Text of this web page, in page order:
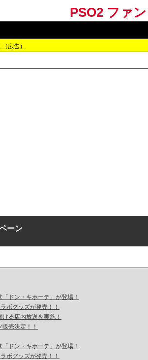
PSO2 ファ
広告）
ーン
ドン・キホーテ」が登場！
ボグッズが発売！！
る店内放送を実施！
売決定！！
ドン・キホーテ」が登場！
ボグッズが発売！！